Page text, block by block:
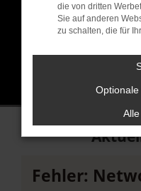
Fehler:
die von dritten
Sie auf anderen
zu schalten, die für